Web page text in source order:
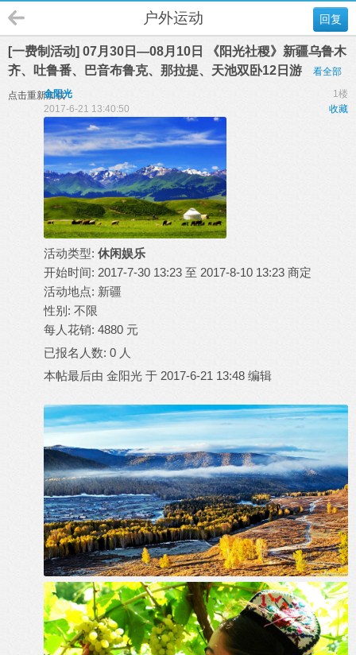
回复
户外运动
[一费制活动] 07月30日—08月10日 《阳光社稷》新疆乌鲁木
齐、吐鲁番、巴音布鲁克、那拉提、天池双卧12日游
看全部
点击重新加载 1楼
金阳光
收藏
2017-6-21 13:40:50
活动类型: 休闲娱乐
开始时间: 2017-7-30 13:23 至 2017-8-10 13:23 商定
活动地点: 新疆
性别: 不限
每人花销: 4880 元
已报名人数: 0 人
本帖最后由 金阳光 于 2017-6-21 13:48 编辑